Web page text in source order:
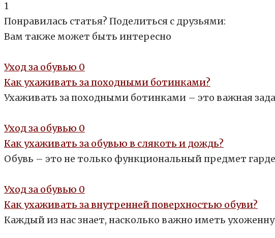
1
Понравилась статья? Поделиться с друзьями:
Вам также может быть интересно
Уход за обувью 0
Как ухаживать за походными ботинками?
Ухаживать за походными ботинками – это важная
Уход за обувью 0
Как ухаживать за обувью в слякоть и дождь?
Обувь – это не только функциональный предмет
Уход за обувью 0
Как ухаживать за внутренней поверхностью обуви?
Каждый из нас знает, насколько важно иметь